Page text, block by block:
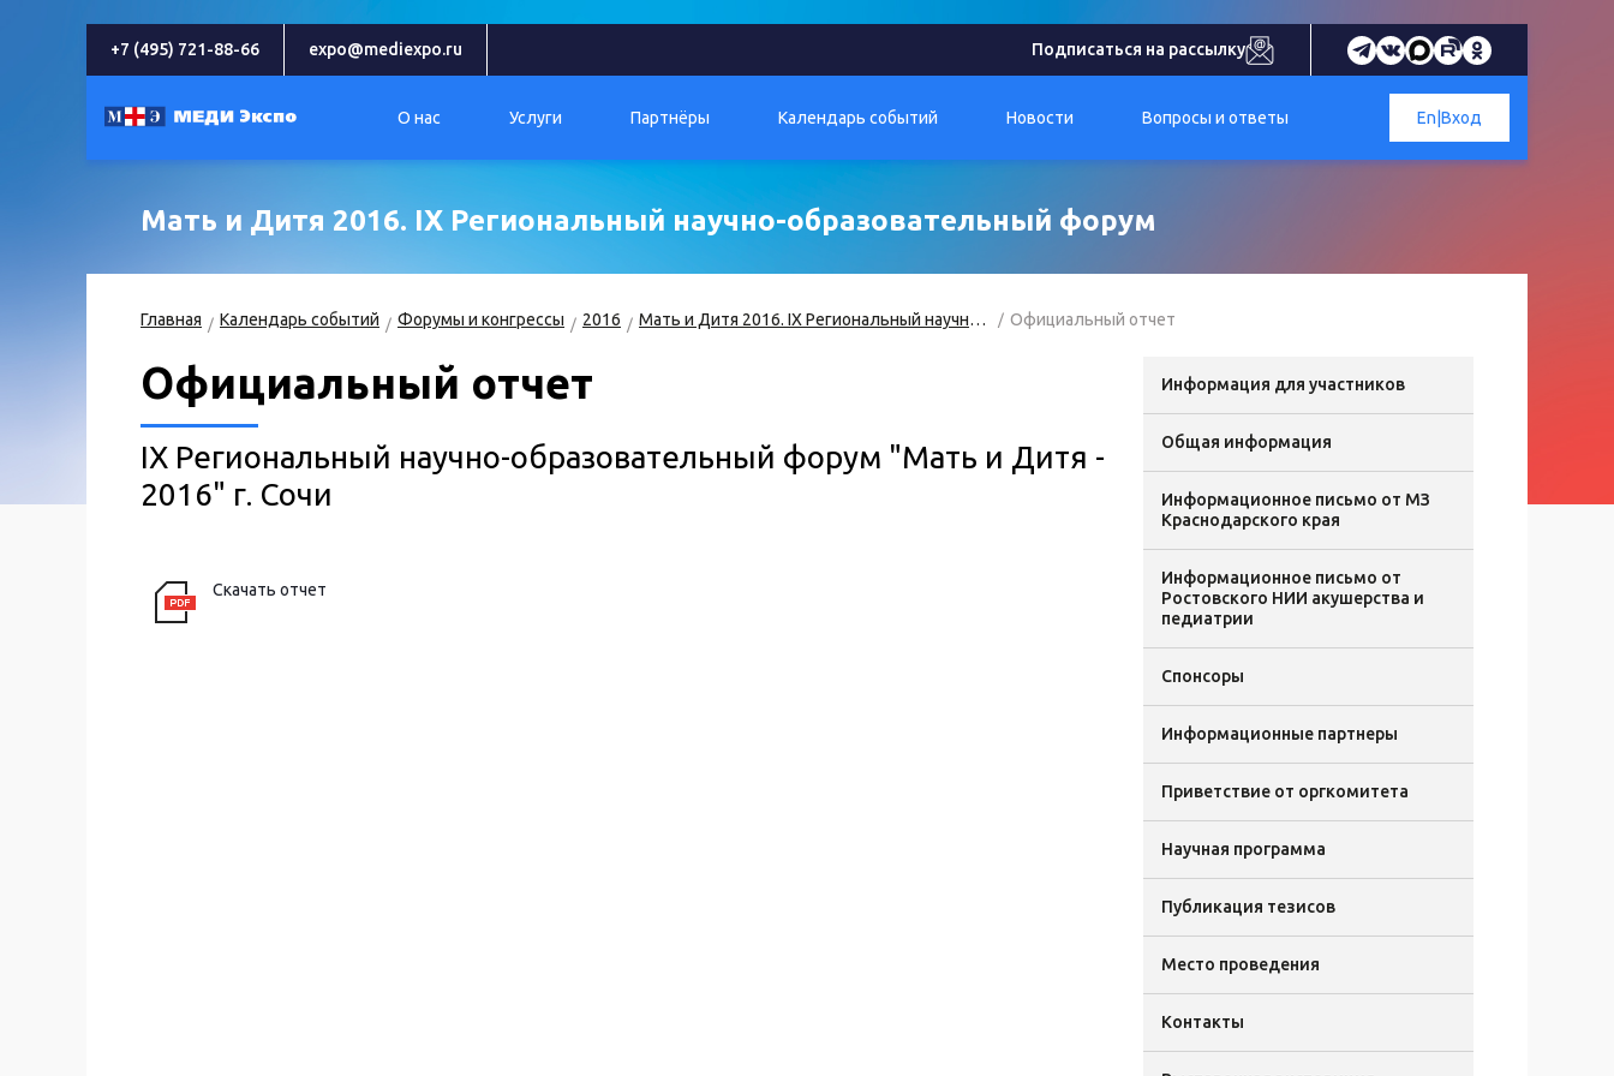
+7 (495) 721-88-66 expo@mediexpo.ru Подписаться на рассылку
О нас Услуги Партнёры Календарь событий Новости Вопросы и ответы Вход
En
Мать и Дитя 2016. IX Региональный научно-образовательный форум
Главная Календарь событий Форумы и конгрессы 2016 Мать и Дитя 2016. IX Региональный научно-образовательный форум Официальный отчет
Официальный отчет
IX Региональный научно-образовательный форум "Мать и Дитя -
2016" г. Сочи
Скачать отчет
Информация для участников
Общая информация
Информационное письмо от МЗ
Краснодарского края
Информационное письмо от
Ростовского НИИ акушерства и
педиатрии
Спонсоры
Информационные партнеры
Приветствие от оргкомитета
Научная программа
Публикация тезисов
Место проведения
Контакты